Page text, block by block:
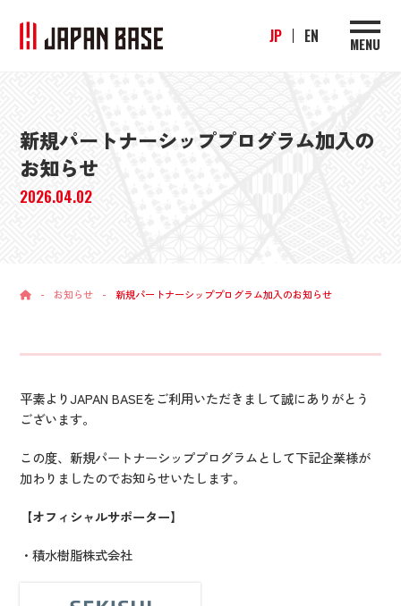
MENU
JP EN
新規パートナーシッププログラム加入の
お知らせ
2026.04.02
- お知らせ - 新規パートナーシッププログラム加入のお知らせ
平素よりJAPAN BASEをご利用いただきまして誠にありがとう
ございます。
この度、新規パートナーシッププログラムとして下記企業様が
加わりましたのでお知らせいたします。
【オフィシャルサポーター】
・積水樹脂株式会社